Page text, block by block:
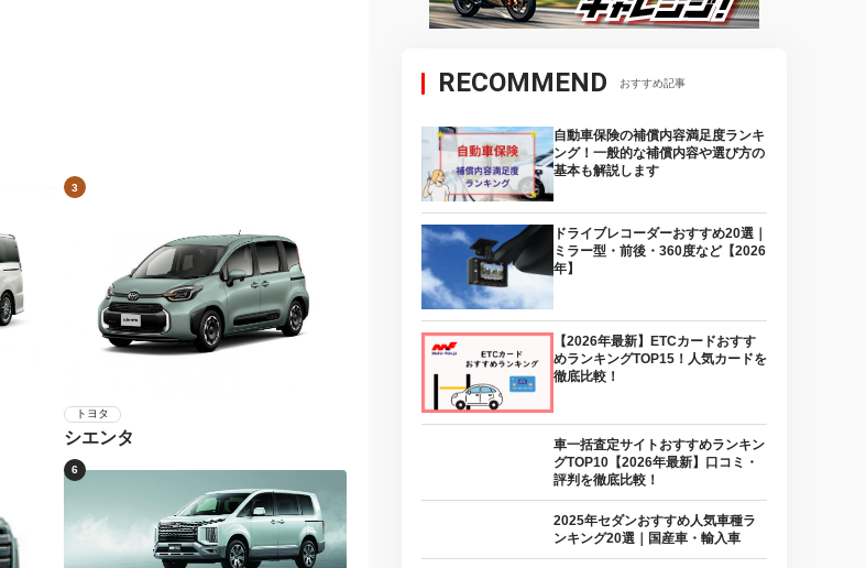
3
トヨタ
シエンタ
6
RECOMMEND おすすめ記事
自動車保険の補償内容満足度ランキ
ング！一般的な補償内容や選び方の
基本も解説します
ドライブレコーダーおすすめ20選｜
ミラー型・前後・360度など【2026
年】
【2026年最新】ETCカードおすす
めランキングTOP15！人気カードを
徹底比較！
車一括査定サイトおすすめランキン
グTOP10【2026年最新】口コミ・
評判を徹底比較！
2025年セダンおすすめ人気車種ラ